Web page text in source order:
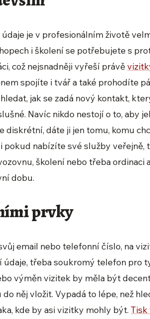
je v profesionálním životě
i školení se potřebujete s
což nejsnadněji vyřeší právě
spojíte i tvář a také prohodíte
jak se zadá nový kontakt,
Navíc nikdo nestojí o to, aby
dáte ji jen tomu, komu
pokud nabízíte své služby
školení nebo třeba ordinaci
dobu.
prvky
email nebo telefonní číslo, na
třeba soukromý telefon pro
výměn vizitek by měla být
něj vložit. Vypadá to lépe, než
kde by asi vizitky mohly být.Tisk